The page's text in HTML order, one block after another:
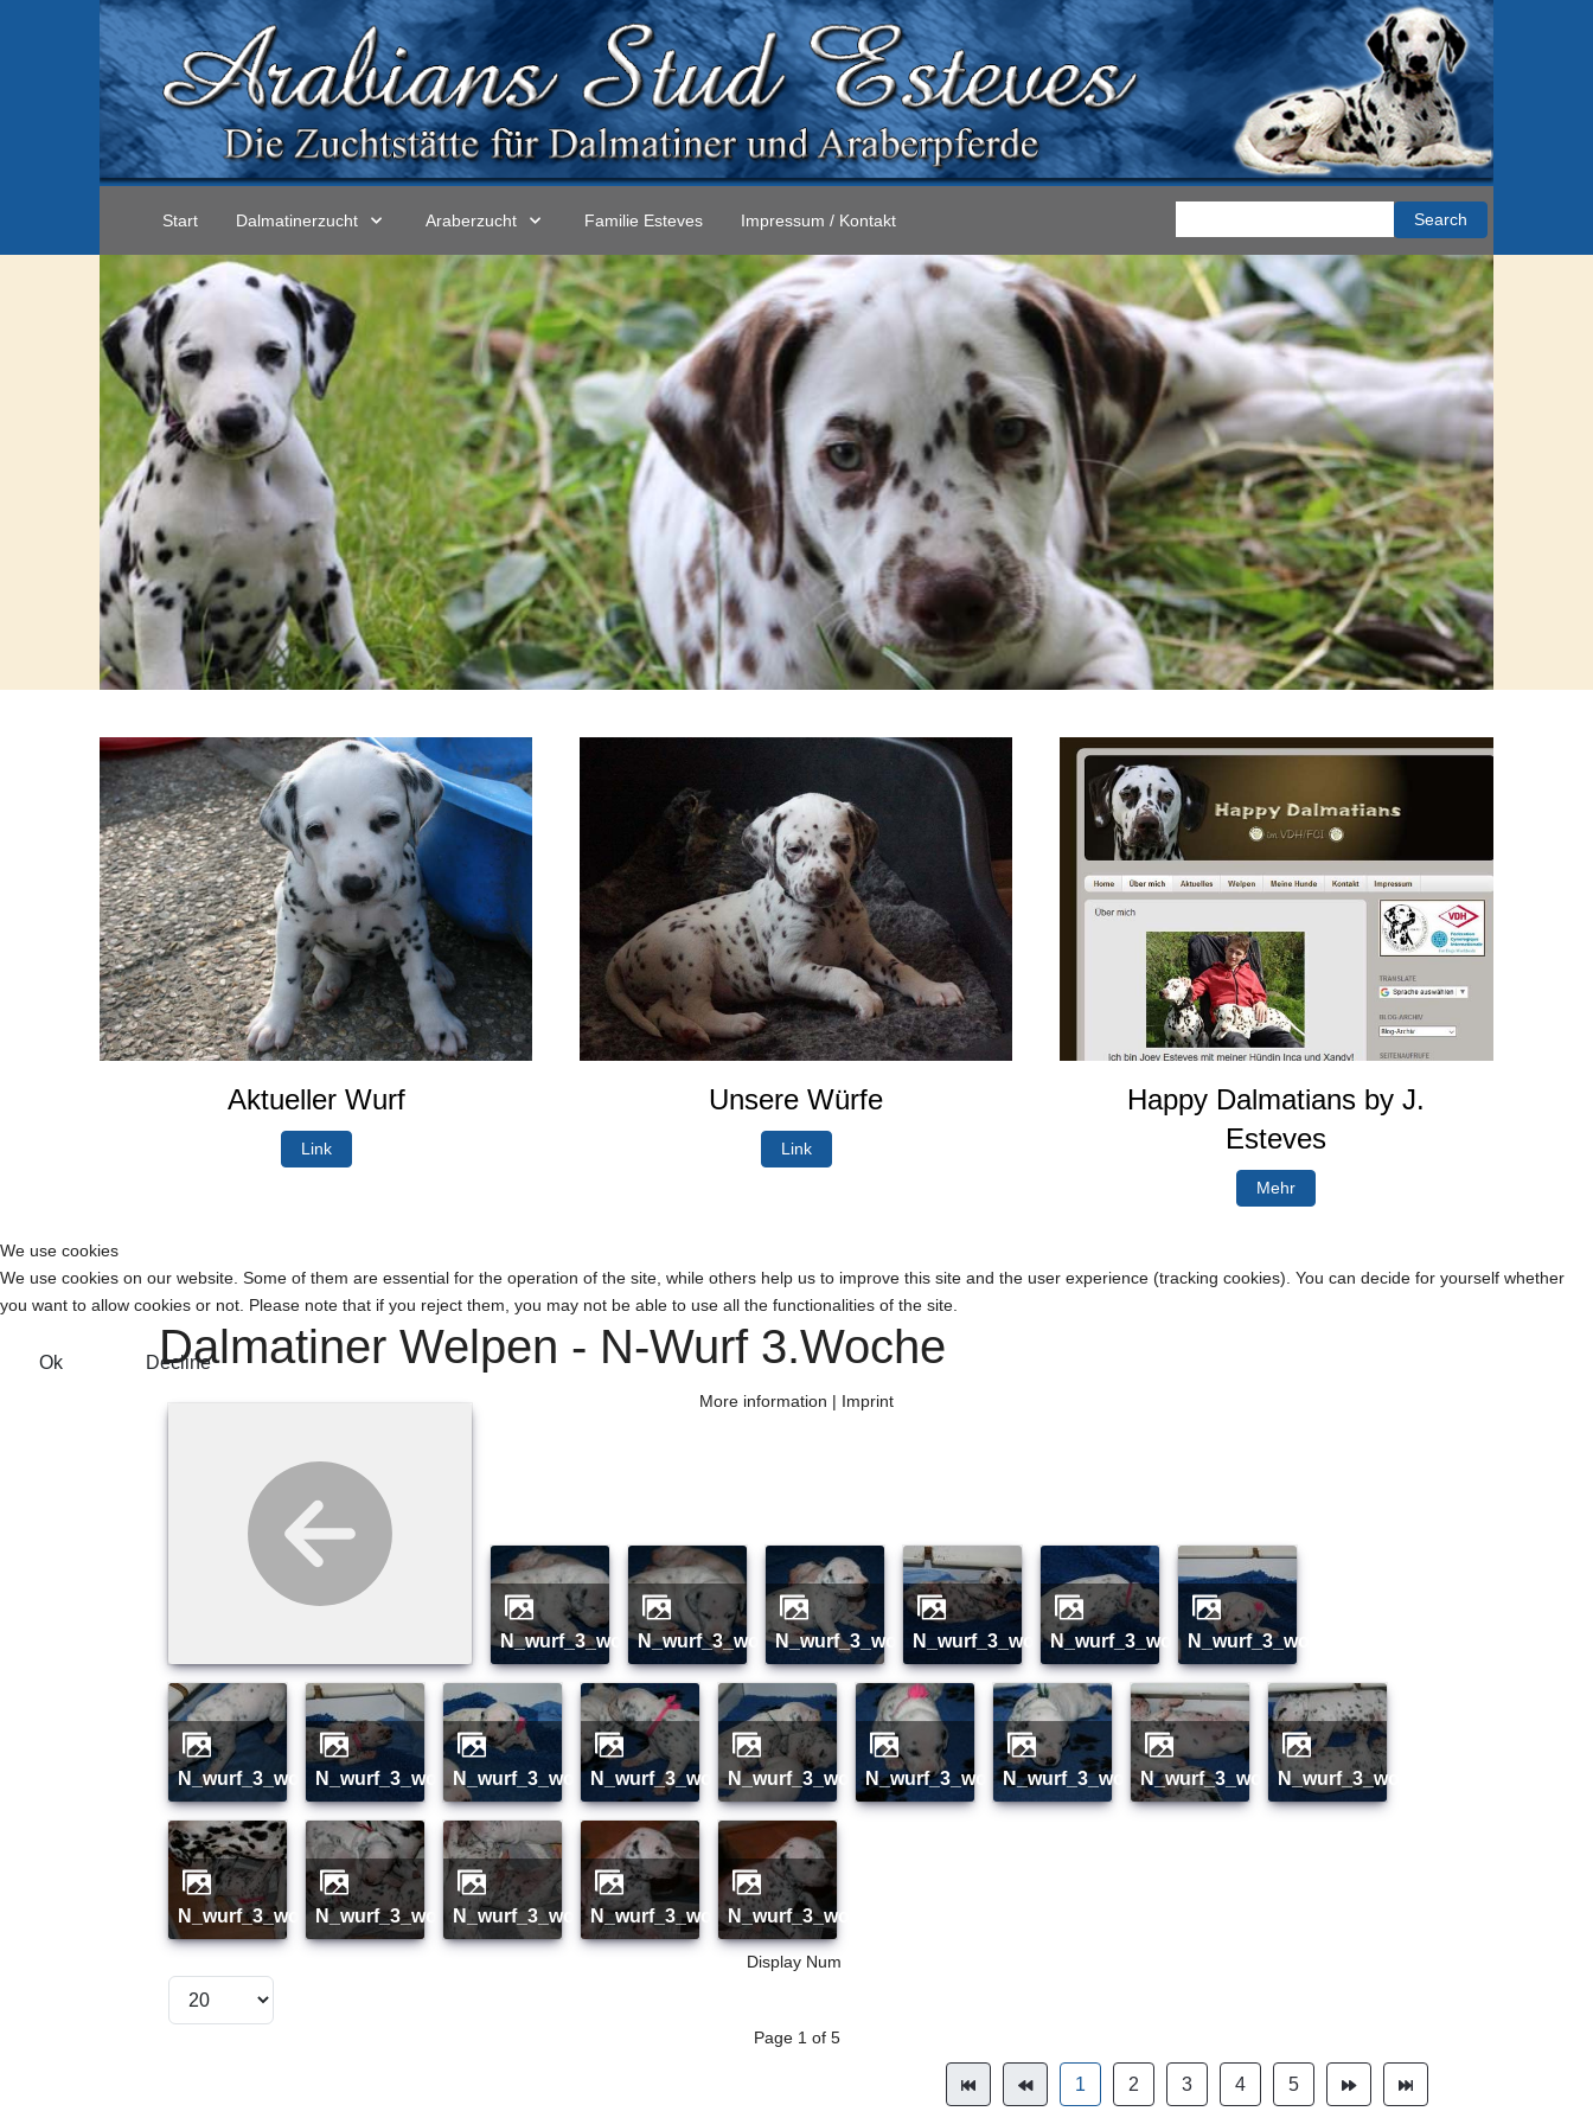
Start Dalmatinerzucht Araberzucht Familie Esteves Impressum / Kontakt Search
Aktueller Wurf
Link
Unsere Würfe
Link
Happy Dalmatians by J.
Esteves
Mehr
Dalmatiner Welpen - N-Wurf 3.Woche
n_wurf_3_woche_01n_wurf_3_woche_02n_wurf_3_woche_03n_wurf_3_woche_04n_wurf_3_woche_05n_wurf_3_woche_06
n_wurf_3_woche_07n_wurf_3_woche_08n_wurf_3_woche_09n_wurf_3_woche_10n_wurf_3_woche_11n_wurf_3_woche_12n_wurf_3_woche_13n_wurf_3_woche_14n_wurf_3_woche_15
n_wurf_3_woche_16n_wurf_3_woche_17n_wurf_3_woche_18n_wurf_3_woche_19n_wurf_3_woche_20
Display Num
Page 1 of 5
1 2 3 4 5
We use cookies
We use cookies on our website. Some of them are essential for the operation of the site, while others help us to improve this site and the user experience (tracking cookies). You can decide for yourself whether
you want to allow cookies or not. Please note that if you reject them, you may not be able to use all the functionalities of the site.
Ok Decline
More information | Imprint